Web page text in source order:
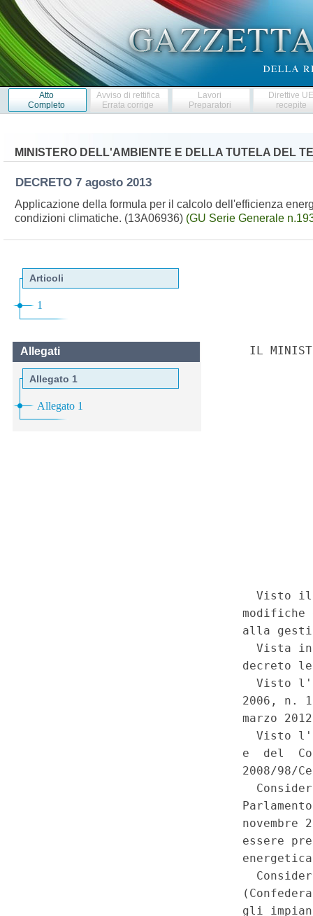
Atto
Completo
Avviso di rettifica
Errata corrige
Lavori
Preparatori
Direttive
recepite
MINISTERO DELL'AMBIENTE E DELLA TUTELA DEL
DECRETO 7 agosto 2013
Applicazione della formula per il calcolo dell'efficienza
condizioni climatiche. (13A06936) (GU Serie Generale